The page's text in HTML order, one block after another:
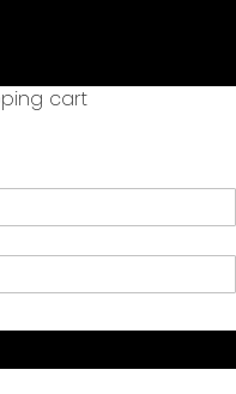
cart